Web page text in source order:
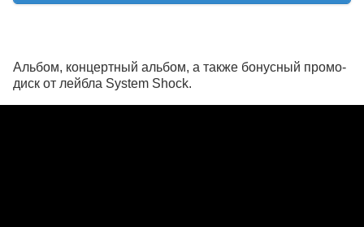
Альбом, концертный альбом, а также бонусный промо-
диск от лейбла System Shock.